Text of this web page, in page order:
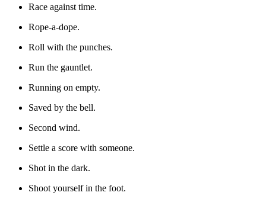
Race against time.
Rope-a-dope.
Roll with the punches.
Run the gauntlet.
Running on empty.
Saved by the bell.
Second wind.
Settle a score with someone.
Shot in the dark.
Shoot yourself in the foot.